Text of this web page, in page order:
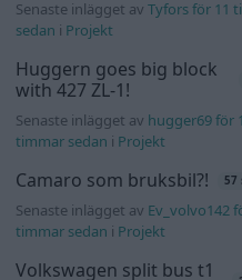
Senaste inlägget av Tyfors för 11
sedan i Projekt
Huggern goes big block
with 427 ZL-1!
Senaste inlägget av hugger69 för
timmar sedan i Projekt
Camaro som bruksbil?! 57
Senaste inlägget av Ev_volvo142
timmar sedan i Projekt
Volkswagen split bus t1